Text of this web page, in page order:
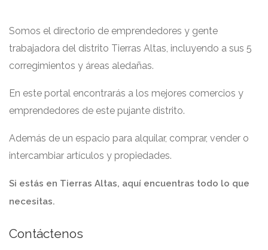
Somos el directorio de emprendedores y gente
trabajadora del distrito Tierras Altas, incluyendo a sus 5
corregimientos y áreas aledañas.
En este portal encontrarás a los mejores comercios y
emprendedores de este pujante distrito.
Además de un espacio para alquilar, comprar, vender o
intercambiar artículos y propiedades.
Si estás en Tierras Altas, aquí encuentras todo lo que
necesitas.
Contáctenos